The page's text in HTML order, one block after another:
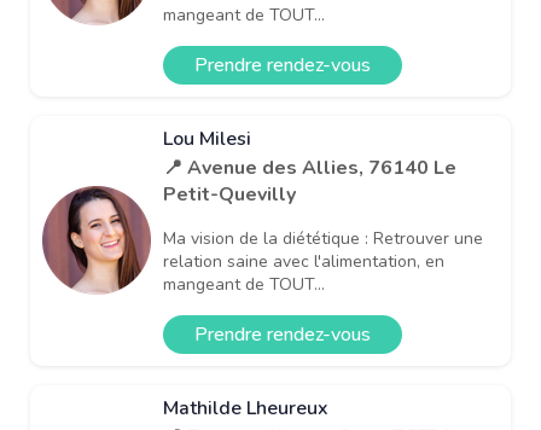
mangeant de TOUT...
Prendre rendez-vous
Lou Milesi
📍 Avenue des Allies, 76140 Le
Petit-Quevilly
Ma vision de la diététique : Retrouver une
relation saine avec l'alimentation, en
mangeant de TOUT...
Prendre rendez-vous
Mathilde Lheureux